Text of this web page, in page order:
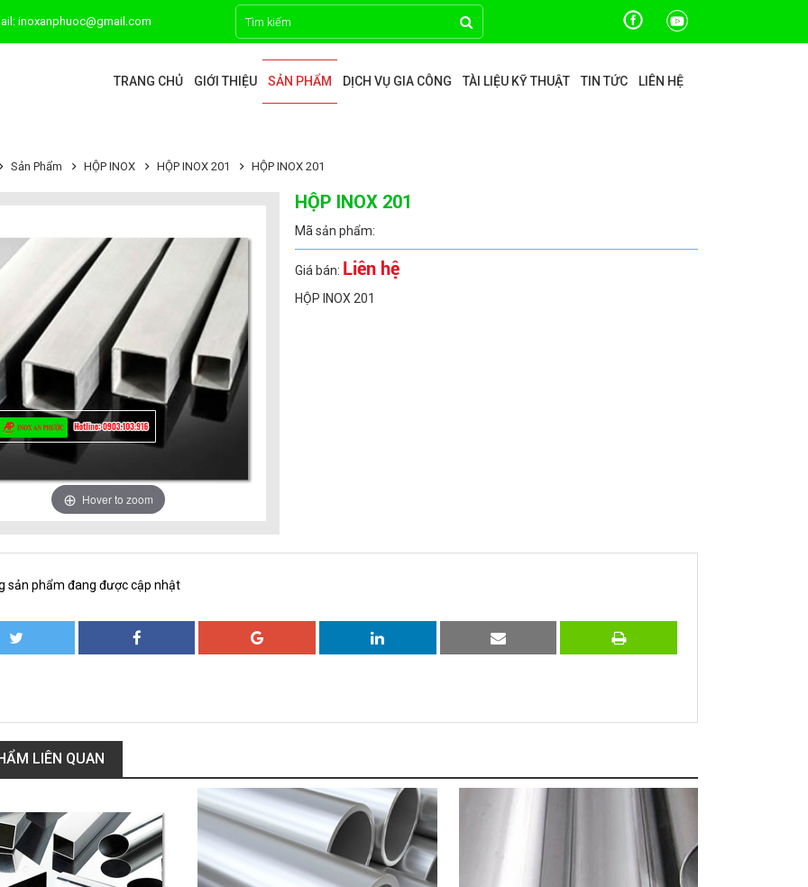
inoxanphuoc@gmail.com
TRANG CHỦ GIỚI THIỆU SẢN PHẨM DỊCH VỤ GIA CÔNG TÀI LIỆU KỸ THUẬT TIN TỨC LIÊN HỆ
Sản Phẩm HỘP INOX HỘP INOX 201 HỘP INOX 201
Hover to zoom
HỘP INOX 201
Mã sản phẩm:
Giá bán: Liên hệ
HỘP INOX 201
sản phẩm đang được cập nhật
LIÊN QUAN